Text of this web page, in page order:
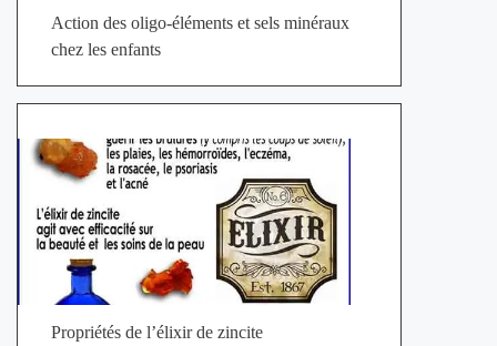
Action des oligo-éléments et sels minéraux
chez les enfants
Propriétés de l’élixir de zincite